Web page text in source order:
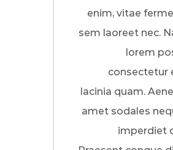
enim, vitae
sem laoreet nec.
lorem
consectetur
lacinia quam.
amet sodales
imperdiet